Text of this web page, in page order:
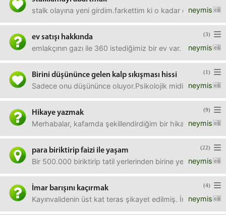
neymis
stalk olayına yeni girdim.farkettim ki o kadar çok iz
(3)
ev satışı hakkında
neymis
emlakçının gazı ile 360 istediğimiz bir ev var. bence 300
(1)
Birini düşününce gelen kalp sıkışması hissi
neymis
Sadece onu düşününce oluyor.Psikolojik midir?
(9)
Hikaye yazmak
neymis
Merhabalar, kafamda şekillendirdiğim bir hikaye var.bunu
(22)
para biriktirip faizi ile yaşam
neymis
Bir 500.000 biriktirip tatil yerlerinden birine yerleşip faizi
(4)
İmar barışını kaçırmak
neymis
Kayınvalidenin üst kat teras şikayet edilmiş. İmar barışı